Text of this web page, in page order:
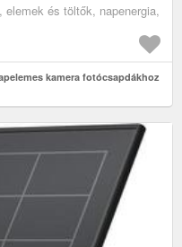
és töltők, napenergia,
kamera fotócsapdákhoz